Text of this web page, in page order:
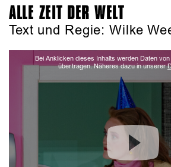
ALLE ZEIT DER WELT
Text und Regie: Wilke
Bei Anklicken dieses Inhalts werden Daten
übertragen. Näheres dazu in unserer